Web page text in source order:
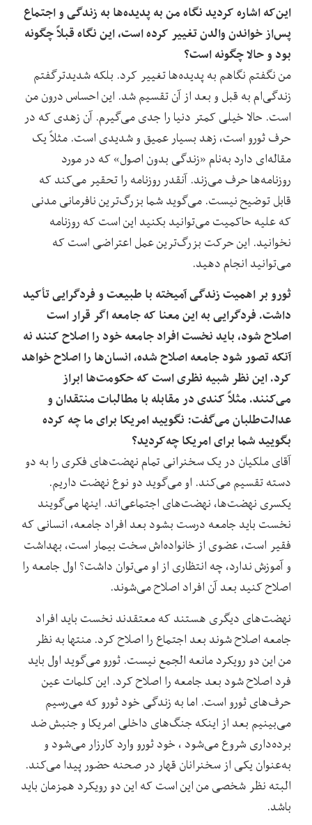
این‌که اشاره کردید نگاه من به پدیده‌ها به زندگی و اجتماع
پس‌از خواندن والدن تغییر کرده است، این نگاه قبلاً چگونه
بود و حالا چگونه است؟
من نگفتم نگاهم به پدیده‌ها تغییر کرد. بلکه شدیدترگفتم
زندگی‌ام به قبل و بعد ‌از آن تقسیم شد. این احساس درون من
است. حالا خیلی کمتر دنیا را جدی می‌گیرم. آن زهدی که در
حرف ثورو است، زهد بسیار عمیق و شدیدی است. مثلاً یک
مقاله‌ای دارد به‌نام «زندگی بدون اصول» که در مورد
روزنامه‌ها حرف می‌زند. آنقدر روزنامه را تحقیر می‌کند ‌که
قابل توضیح نیست. می‌گوید شما بزرگ‌ترین نافرمانی مدنی
که علیه حاکمیت می‌توانید بکنید این است که روزنامه
نخوانید. این حرکت بزرگ‌ترین عمل اعتراضی است که
می‌توانید انجام دهید.
ثورو بر اهمیت زندگی آمیخته با طبیعت و فردگرایی تأکید
داشت. فردگرایی به این معنا که جامعه اگر قرار است
اصلاح شود، باید نخست افراد جامعه خود را اصلاح کنند نه
آنکه تصور شود جامعه اصلاح شده، انسان‌ها را اصلاح خواهد
کرد. این نظر شبیه نظری است که حکومت‌ها ابراز
می‌کنند. مثلاً کندی در مقابله با مطالبات منتقدان و
عدالت‌طلبان می‌گفت: نگویید امریکا برای ما چه کرده
بگویید شما برای امریکا چه‌کردید؟
آقای ملکیان در یک سخنرانی تمام نهضت‌های فکری را به دو
دسته تقسیم می‌کند. او می‌گوید دو نوع نهضت داریم.
یکسری نهضت‌ها، نهضت‌های اجتماعی‌اند. اینها می‌گویند
نخست باید جامعه درست بشود بعد افراد جامعه، انسانی که
فقیر است، عضوی از خانواده‌اش سخت بیمار است، بهداشت
و آموزش ندارد، چه انتظاری از او می‌توان داشت؟ اول جامعه را
اصلاح کنید بعد آن افراد اصلاح می‌شوند.
نهضت‌های دیگری هستند که معتقدند نخست باید افراد
جامعه اصلاح شوند بعد اجتماع را اصلاح کرد. منتها به نظر
من این دو رویکرد مانعه الجمع نیست. ثورو می‌گوید اول باید
فرد اصلاح‌ شود بعد جامعه را اصلاح کرد. این کلمات عین
حرف‌های ثورو است. اما به زندگی خود ثورو که می‌رسیم
می‌بینیم بعد از اینکه جنگ‌های داخلی امریکا و جنبش ضد
برده‌داری شروع می‌شود ، خود ثورو وارد کارزار می‌شود و
به‌عنوان یکی از سخنرانان قهار در صحنه حضور پیدا می‌کند.
البته نظر شخصی من این است که این دو رویکرد همزمان باید
باشد.